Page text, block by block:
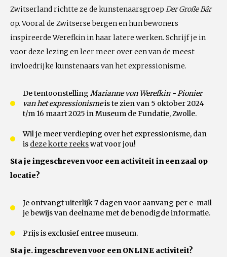
Zwitserland richtte ze de kunstenaarsgroep Der Große Bär
op. Vooral de Zwitserse bergen en hun bewoners
inspireerde Werefkin in haar latere werken. Schrijf je in
voor deze lezing en leer meer over een van de meest
invloedrijke kunstenaars van het expressionisme.
De tentoonstelling Marianne von Werefkin - Pionier
van het expressionismeis te zien van 5 oktober 2024
t/m 16 maart 2025 in Museum de Fundatie, Zwolle.
Wil je meer verdieping over het expressionisme, dan
is deze korte reekswat voor jou!
Sta je ingeschreven voor een activiteit in een zaal op
locatie?
Je ontvangt uiterlijk 7 dagen voor aanvang per e-mail
je bewijs van deelname met de benodigde informatie.
Prijs is exclusief entree museum.
Sta je. ingeschreven voor een ONLINE activiteit?